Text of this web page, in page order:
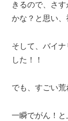
きるので、さ
かな？と思い、
そして、バイ
した！！
でも、すごい
一瞬でがん！